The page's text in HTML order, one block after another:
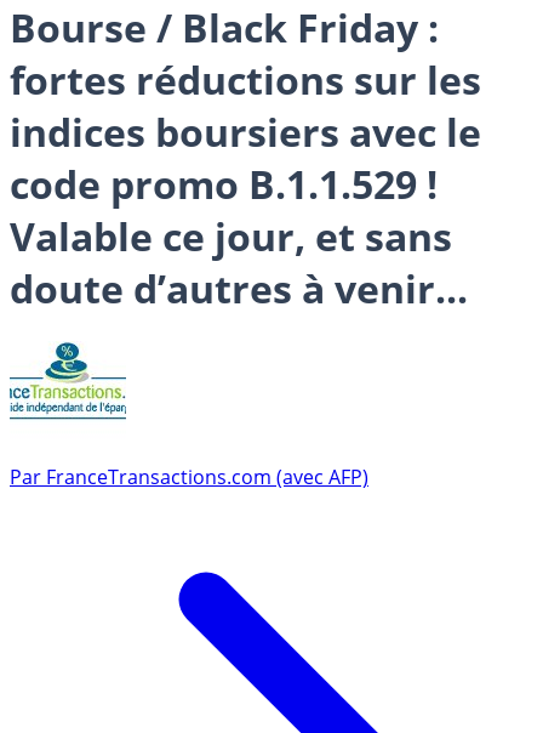
Bourse / Black Friday :
fortes réductions sur les
indices boursiers avec le
code promo B.1.1.529 !
Valable ce jour, et sans
doute d’autres à venir...
Par FranceTransactions.com (avec AFP)